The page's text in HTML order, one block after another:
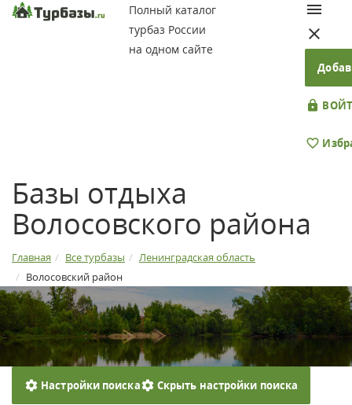
Полный каталог
турбаз России
на одном сайте
Базы отдыха
Волосовского района
Главная Все турбазы
Ленинградская область
Волосовский район
Настройки поиска Скрыть настройки поиска